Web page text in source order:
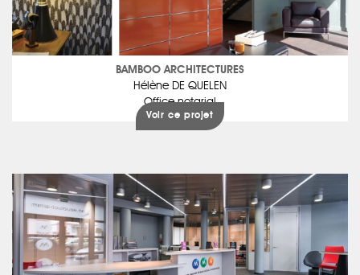
BAMBOO ARCHITECTURES
Hélène DE QUELEN
Office notarial
Voir ce projet